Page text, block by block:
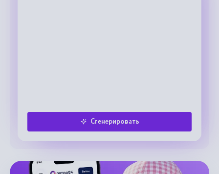
Сгенерировать